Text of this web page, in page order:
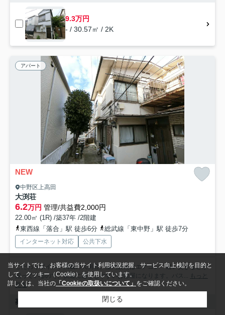
9.3万円
- / 30.57㎡ / 2K
アパート
NEW
中野区上高田
大渕荘
6.2万円 管理/共益費2,000円
22.00㎡ (1R) /築37年 /2階建
東西線「落合」駅 徒歩6分
総武線「東中野」駅 徒歩7分
インターネット対応 公共下水
こだわりポイント満載の大渕荘。室内設備はエアコン・追い焚きなどが
揃っているので、快適に過ごしやすいお部屋になります。バス...
もっと
見る
募集中の部屋
当サイトでは、お客様の当サイト利用状況把握、サービス向上検討を目的と
して、クッキー（Cookie）を使用しています。
詳しくは、当社の 「Cookieの取扱いについて」 をご確認ください。
閉じる